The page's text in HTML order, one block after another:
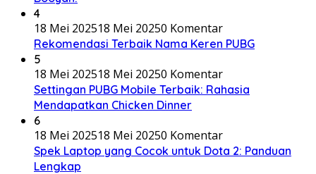
4
18 Mei 202518 Mei 20250 Komentar
Rekomendasi Terbaik Nama Keren PUBG
5
18 Mei 202518 Mei 20250 Komentar
Settingan PUBG Mobile Terbaik: Rahasia
Mendapatkan Chicken Dinner
6
18 Mei 202518 Mei 20250 Komentar
Spek Laptop yang Cocok untuk Dota 2: Panduan
Lengkap